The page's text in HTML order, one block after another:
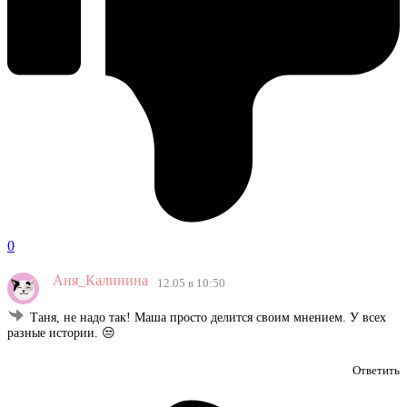
0
Аня_Калинина 12.05 в 10:50
Таня, не надо так! Маша просто делится своим мнением. У всех
разные истории. 😒
Ответить